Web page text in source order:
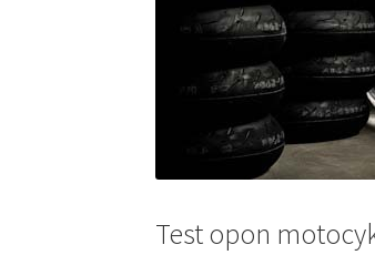
Test opon